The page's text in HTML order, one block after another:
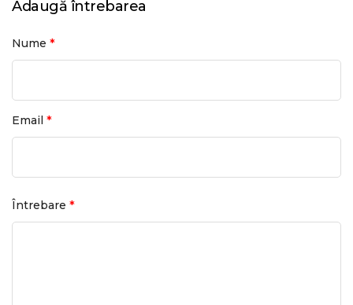
Adaugă întrebarea
Nume *
Email *
Întrebare *